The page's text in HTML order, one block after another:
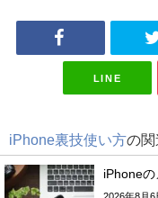
LINE
iPhone裏技使い方の関
iPhone